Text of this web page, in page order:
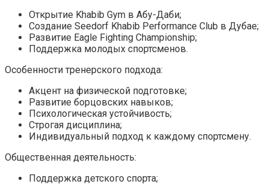
Открытие Khabib Gym в Абу-Даби;
Создание Seedorf Khabib Performance Club в Дубае;
Развитие Eagle Fighting Championship;
Поддержка молодых спортсменов.
Особенности тренерского подхода:
Акцент на физической подготовке;
Развитие борцовских навыков;
Психологическая устойчивость;
Строгая дисциплина;
Индивидуальный подход к каждому спортсмену.
Общественная деятельность:
Поддержка детского спорта;